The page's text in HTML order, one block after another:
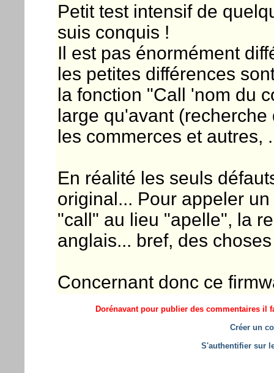
Petit test intensif de
suis conquis !
Il est pas énormément
les petites différences
la fonction "Call 'nom du
large qu'avant
les commerces et autres,
En réalité les seuls
original... Pour appeler
"call" au lieu "apelle", la
anglais... bref, des
Concernant donc ce
Dorénavant pour publier des commentaires il
Créer un
S'authentifier sur